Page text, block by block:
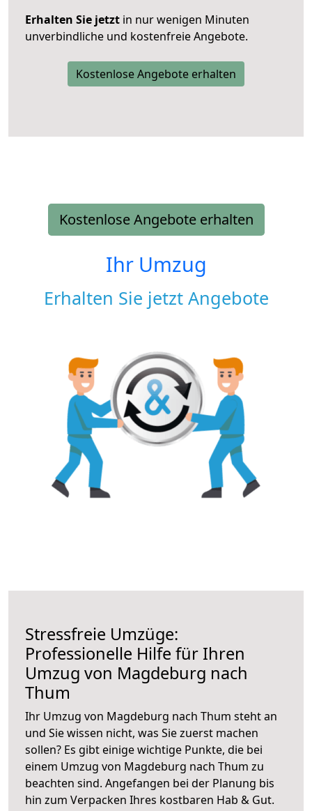
Erhalten Sie jetzt in nur wenigen Minuten
unverbindliche und kostenfreie Angebote.
Kostenlose Angebote erhalten
Kostenlose Angebote erhalten
Ihr Umzug
Erhalten Sie jetzt Angebote
Stressfreie Umzüge:
Professionelle Hilfe für Ihren
Umzug von Magdeburg nach
Thum
Ihr Umzug von Magdeburg nach Thum steht an
und Sie wissen nicht, was Sie zuerst machen
sollen? Es gibt einige wichtige Punkte, die bei
einem Umzug von Magdeburg nach Thum zu
beachten sind. Angefangen bei der Planung bis
hin zum Verpacken Ihres kostbaren Hab & Gut.